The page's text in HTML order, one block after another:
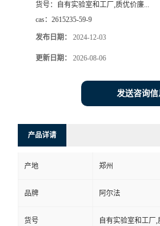
货号：
自有实验室和工厂,质优价廉...
cas： 2615235-59-9
发布日期： 2024-12-03
更新日期： 2026-08-06
发送咨询信
产品详请
产地 郑州
品牌 阿尔法
货号 自有实验室和工厂